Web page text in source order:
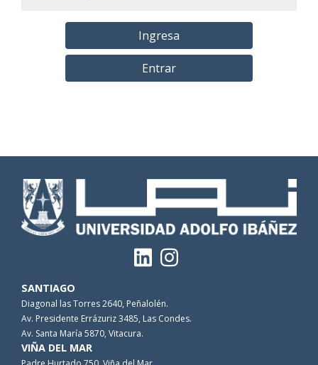
Ingresa
Entrar
SANTIAGO
Diagonal las Torres 2640, Peñalolén.
Av. Presidente Errázuriz 3485, Las Condes.
Av. Santa María 5870, Vitacura.
VIÑA DEL MAR